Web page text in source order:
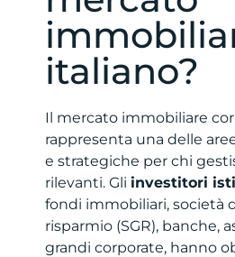
italiano?
Il mercato immobiliare
rappresenta una delle
e strategiche per chi
rilevanti. Gli investitori
fondi immobiliari, società
risparmio (SGR), banche,
grandi corporate, hanno